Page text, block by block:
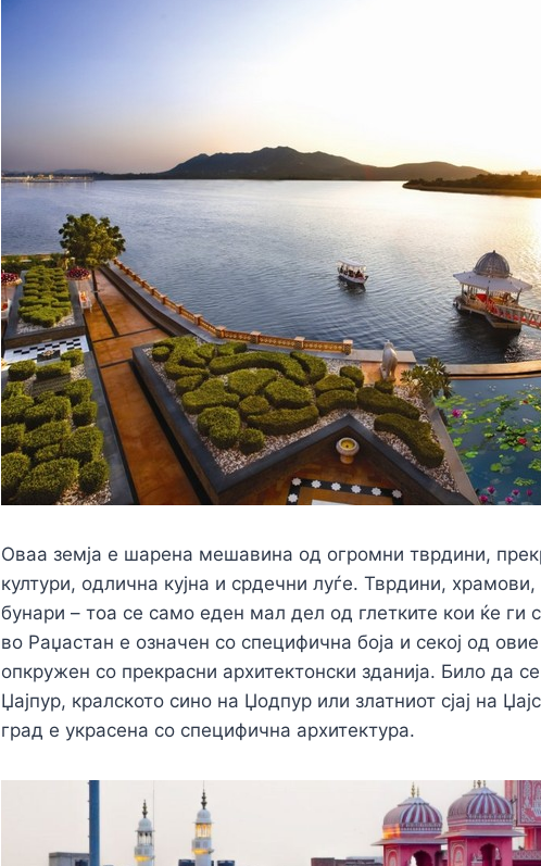
Оваа земја е шарена мешавина од огромни тврдини,
култури, одлична кујна и срдечни луѓе. Тврдини,
бунари – тоа се само еден мал дел од глетките кои ќе ги
во Раџастан е означен со специфична боја и секој од
опкружен со прекрасни архитектонски зданија. Било да
Џајпур, кралското сино на Џодпур или златниот сјај на
град е украсена со специфична архитектура.